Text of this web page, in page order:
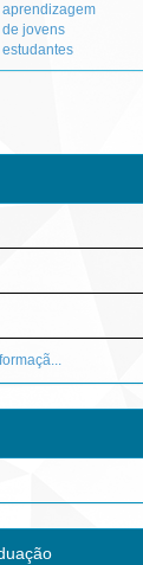
aprendizagem
de jovens
estudantes